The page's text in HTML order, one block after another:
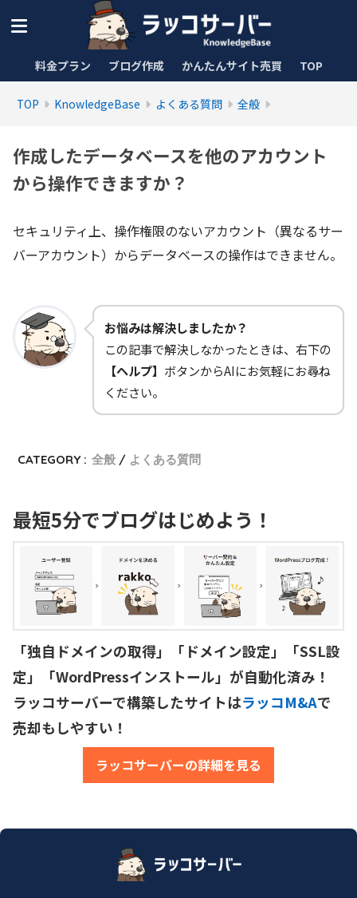
料金プラン ブログ作成 かんたんサイト売買 TOP
TOP KnowledgeBase よくある質問 全般
作成したデータベースを他のアカウント
から操作できますか？
セキュリティ上、操作権限のないアカウント（異なるサー
バーアカウント）からデータベースの操作はできません。
お悩みは解決しましたか？
この記事で解決しなかったときは、右下の
【ヘルプ】 ボタンからAIにお気軽にお尋ね
ください。
CATEGORY : 全般 よくある質問
最短5分でブログはじめよう！
「独自ドメインの取得」「ドメイン設定」「SSL設
定」「WordPressインストール」が自動化済み！
ラッコサーバーで構築したサイトはラッコM&Aで
売却もしやすい！
ラッコサーバーの詳細を見る